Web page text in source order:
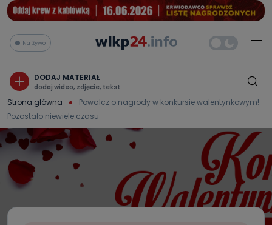
Na żywo
DODAJ MATERIAŁ
dodaj wideo, zdjęcie, tekst
Strona główna
Powalcz o nagrody w konkursie walentynkowym!
Pozostało niewiele czasu